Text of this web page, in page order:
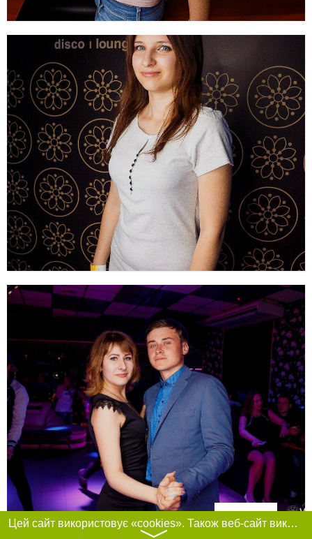
Фільтри
Цей сайт використовує «cookies». Також веб-сайт використовує інтернет-сервіс для збору технічних даних стосовно відвідувачів з метою отримання маркетингової та статистичної інформації. Умови обробки даних відвідувачів сайту див.
〉